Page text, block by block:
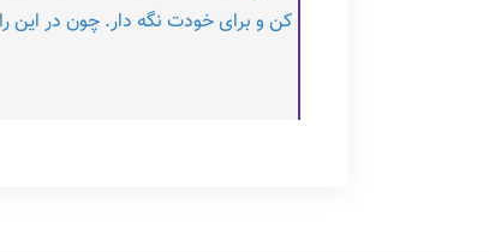
کن و برای خودت نگه دار. چون در این